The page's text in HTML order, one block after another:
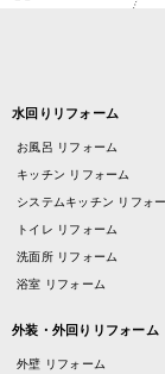
水回りリフォーム
お風呂 リフォーム
キッチン リフォーム
システムキッチン リフォ
トイレ リフォーム
洗面所 リフォーム
浴室 リフォーム
外装・外回りリフォーム
外壁 リフォーム